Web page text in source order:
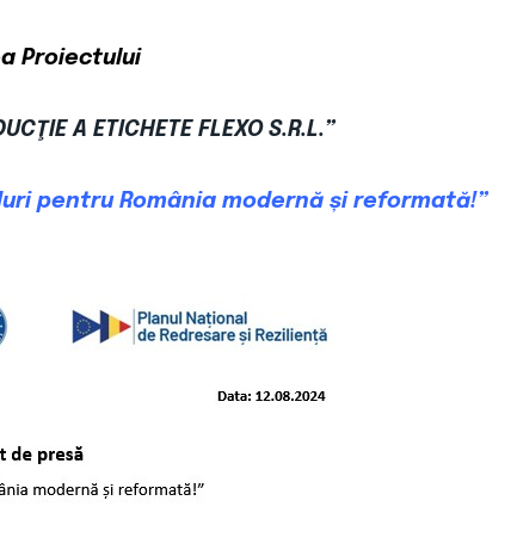
Proiectului
A ETICHETE FLEXO S.R.L.”
pentru România modernă și reformată!”